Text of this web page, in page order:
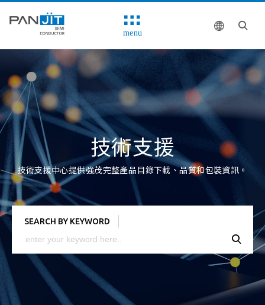
menu
技術支援
技術支援中心提供強茂完整產品目錄下載、品質和包裝資訊。
SEARCH BY KEYWORD